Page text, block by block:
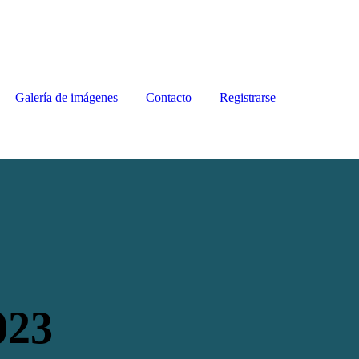
Galería de imágenes Contacto Registrarse